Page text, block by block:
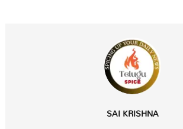
SAI KRISHNA